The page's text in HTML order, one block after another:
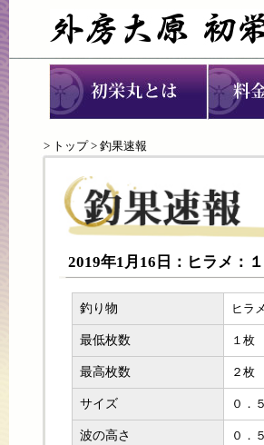
> トップ> 釣果速報
2019年1月16日：ヒラメ：
釣り物 ヒラメ
最低枚数 １枚
最高枚数 ２枚
サイズ ０．
波の高さ ０．